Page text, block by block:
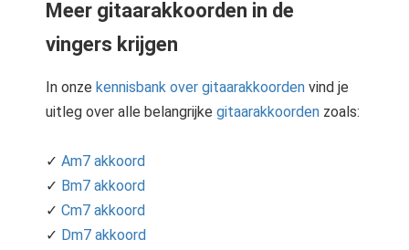
Meer gitaarakkoorden in de
vingers krijgen
In onze kennisbank over gitaarakkoorden vind je
uitleg over alle belangrijke gitaarakkoorden zoals:
✓ Am7 akkoord
✓ Bm7 akkoord
✓ Cm7 akkoord
✓ Dm7 akkoord